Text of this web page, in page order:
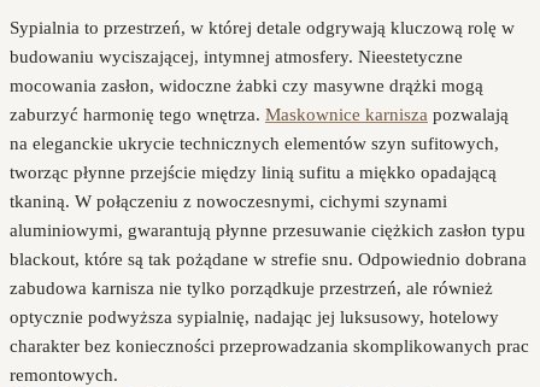
Sypialnia to przestrzeń, w której detale odgrywają kluczową rolę w
budowaniu wyciszającej, intymnej atmosfery. Nieestetyczne
mocowania zasłon, widoczne żabki czy masywne drążki mogą
zaburzyć harmonię tego wnętrza. Maskownice karnisza pozwalają
na eleganckie ukrycie technicznych elementów szyn sufitowych,
tworząc płynne przejście między linią sufitu a miękko opadającą
tkaniną. W połączeniu z nowoczesnymi, cichymi szynami
aluminiowymi, gwarantują płynne przesuwanie ciężkich zasłon typu
blackout, które są tak pożądane w strefie snu. Odpowiednio dobrana
zabudowa karnisza nie tylko porządkuje przestrzeń, ale również
optycznie podwyższa sypialnię, nadając jej luksusowy, hotelowy
charakter bez konieczności przeprowadzania skomplikowanych prac
remontowych.